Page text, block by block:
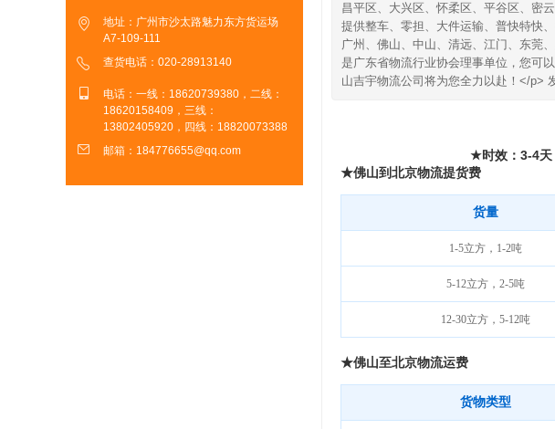
地址：广州市沙太路魅力东方货运场
A7-109-111
查货电话：020-28913140
电话：一线：18620739380，二线：
18620158409，三线：
13802405920，四线：18820073388
邮箱：184776655@qq.com
昌平区、大兴区、怀柔区、平谷区、密
提供整车、零担、大件运输、普快特快
广州、佛山、中山、清远、江门、东莞
是广东省物流行业协会理事单位，您可
山吉宇物流公司将为您全力以赴！</p>
★时效： 3-4天
★佛山到北京物流提货费
货量
1-5立方， 1-2吨
5-12立方， 2-5吨
12-30立方， 5-12吨
★佛山至北京物流运费
货物类型